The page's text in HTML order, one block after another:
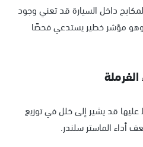
داخل السيارة قد تعني وجود
وهو مؤشر خطير يستدعي فحصًا
قد يشير إلى خلل في توزيع
أداء الماستر سلندر.